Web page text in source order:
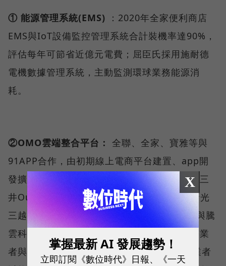
① 能源管理系統(EMS) ：2020年全家便利商店
EMS與IoT設備監控管理系統合計裝機率達90%，
評估每年可節省近億元電費；屈臣氏採用施耐德
電機數據管理系統，主動監測環球業務能源消
耗。
②OMO雲端整合平台：
全聯、全家、寶雅等與
91APP合作，由初期線上電商平台建置、app開
發擴大至結合線上線下銷售循環的深度合作；三
井Outlet、遠東愛買、遠東百貨、SOGO、新光
三越、SKM Park、京站、家樂福、誠品生活與騰
雲科技合作；一之軒、麗嬰國際、阿舍食堂等業
者與CYBERBIZ合作；自行建置OMO平台的業者
X
掌握最新 AI 發展趨勢！
立即訂閱《數位時代》日報、《一天